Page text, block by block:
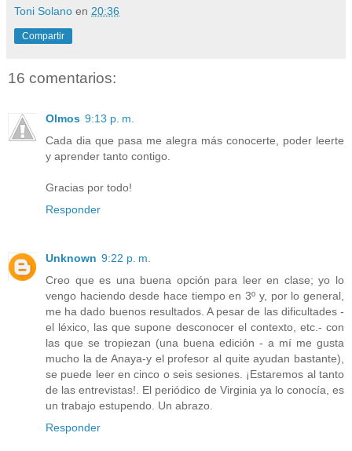
Toni Solano en 20:36
Compartir
16 comentarios:
Olmos 9:13 p. m.
Cada dia que pasa me alegra más conocerte, poder leerte
y aprender tanto contigo.
Gracias por todo!
Responder
Unknown 9:22 p. m.
Creo que es una buena opción para leer en clase; yo lo
vengo haciendo desde hace tiempo en 3º y, por lo general,
me ha dado buenos resultados. A pesar de las dificultades -
el léxico, las que supone desconocer el contexto, etc.- con
las que se tropiezan (una buena edición - a mí me gusta
mucho la de Anaya-y el profesor al quite ayudan bastante),
se puede leer en cinco o seis sesiones. ¡Estaremos al tanto
de las entrevistas!. El periódico de Virginia ya lo conocía, es
un trabajo estupendo. Un abrazo.
Responder